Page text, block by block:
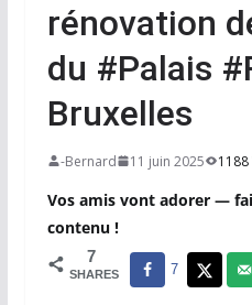
rénovation
du #Palais
Bruxelles
-Bernard 11 juin 2025 1188
Vos amis vont adorer —
contenu !
7
SHARES 7